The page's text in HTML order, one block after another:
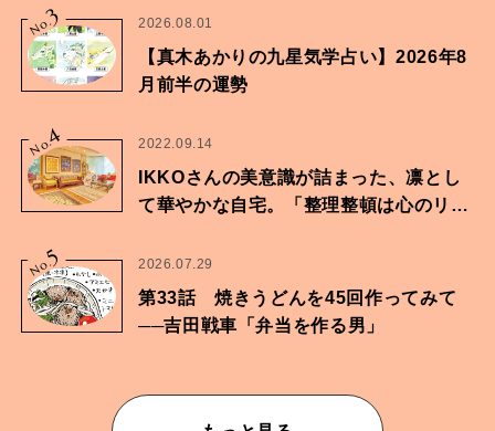
No.
3 2026.08.01
【真木あかりの九星気学占い】2026年8
月前半の運勢
No.
4 2022.09.14
IKKOさんの美意識が詰まった、凛とし
て華やかな自宅。「整理整頓は心のリズ
No.
5 2026.07.29
第33話 焼きうどんを45回作ってみて
──吉田戦車「弁当を作る男」